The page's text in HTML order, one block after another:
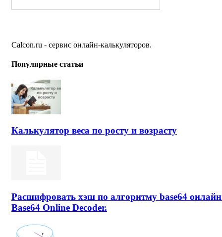
Calcon.ru - сервис онлайн-калькуляторов.
Популярные статьи
Калькулятор веса по росту и возрасту
Расшифровать хэш по алгоритму base64
Base64 Online Decoder.